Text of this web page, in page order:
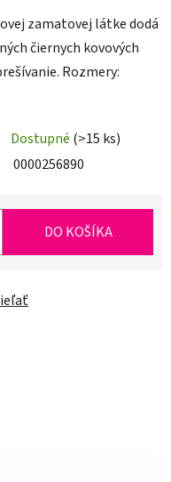
zamatovej látke dodá
čiernych kovových
Rozmery:
Dostupné (>15 ks)
0000256890
DO KOŠÍKA